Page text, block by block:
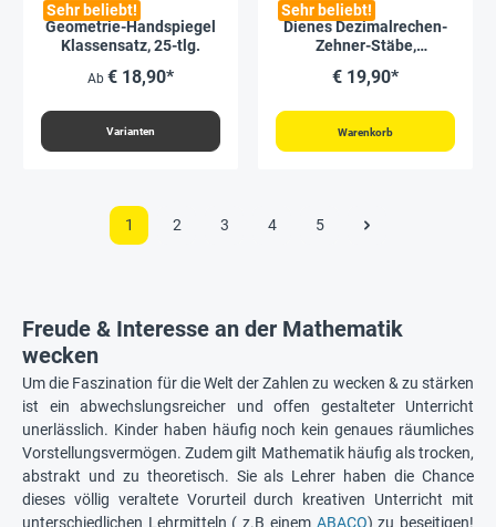
Sehr beliebt!
Geometrie-Handspiegel
Klassensatz, 25-tlg.
Ab € 18,90*
Varianten
Sehr beliebt!
Dienes Dezimalrechen-
Zehner-Stäbe,
Stück
€ 19,90*
Warenkorb
1 2 3 4 5
Freude & Interesse an der Mathematik
wecken
Um die Faszination für die Welt der Zahlen zu wecken & zu stärken
ist ein abwechslungsreicher und offen gestalteter Unterricht
unerlässlich. Kinder haben häufig noch kein genaues räumliches
Vorstellungsvermögen. Zudem gilt Mathematik häufig als trocken,
abstrakt und zu theoretisch. Sie als Lehrer haben die Chance
dieses völlig veraltete Vorurteil durch kreativen Unterricht mit
unterschiedlichen Lehrmitteln ( z.B einem ABACO) zu beseitigen!